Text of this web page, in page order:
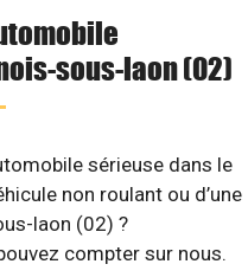
sous-laon (02)
sérieuse dans le
non roulant ou d’une
laon (02) ?
compter sur nous.